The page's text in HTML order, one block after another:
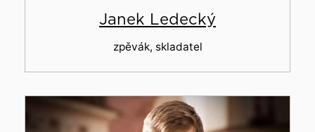
Janek Ledecký
zpěvák, skladatel